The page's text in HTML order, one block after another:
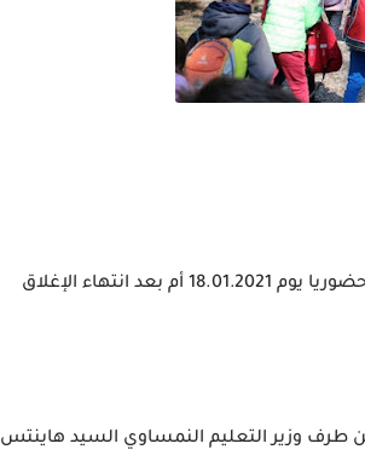
لم يتبين بعد ما إذا كان تلاميذ النمسا سيستأنفون دراستهم حضوريا يوم 18.01.2021 أم بعد انتهاء الإغلاق
من طرف وزير التعليم النمساوي السيد هاينتس